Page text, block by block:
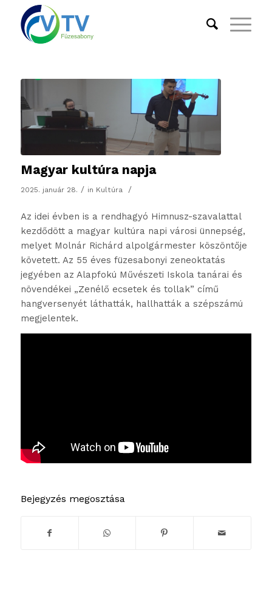
Magyar kultúra napja
2025. január 28. / in Kultúra /
Az idei évben is a rendhagyó Himnusz-szavalattal
kezdődött a magyar kultúra napi városi ünnepség,
melyet Molnár Richárd alpolgármester köszöntője
követett. Az 55 éves füzesabonyi zeneoktatás
jegyében az Alapfokú Művészeti Iskola tanárai és
növendékei „Zenélő ecsetek és tollak” című
hangversenyét láthatták, hallhatták a szépszámú
megjelentek.
Bejegyzés megosztása